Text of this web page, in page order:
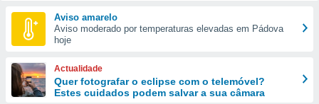
e
forma
digital
Aviso amarelo
Aviso moderado por temperaturas elevadas em Pádova
hoje
Actualidade
Quer fotografar o eclipse com o telemóvel?
Estes cuidados podem salvar a sua câmara